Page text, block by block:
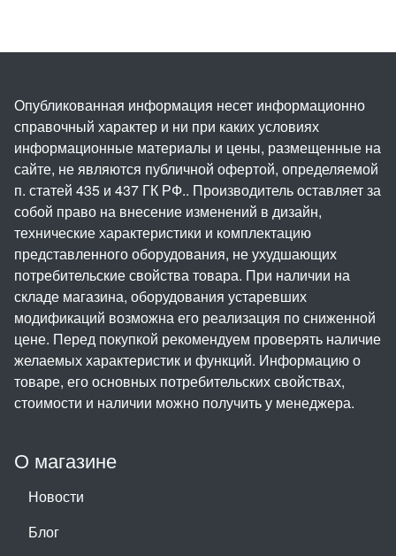
О магазине
Новости
Блог
Опубликованная информация несет информационно
справочный характер и ни при каких условиях
информационные материалы и цены, размещенные на
сайте, не являются публичной офертой, определяемой
п. статей 435 и 437 ГК РФ.. Производитель оставляет за
собой право на внесение изменений в дизайн,
технические характеристики и комплектацию
представленного оборудования, не ухудшающих
потребительские свойства товара. При наличии на
складе магазина, оборудования устаревших
модификаций возможна его реализация по сниженной
цене. Перед покупкой рекомендуем проверять наличие
желаемых характеристик и функций. Информацию о
товаре, его основных потребительских свойствах,
стоимости и наличии можно получить у менеджера.